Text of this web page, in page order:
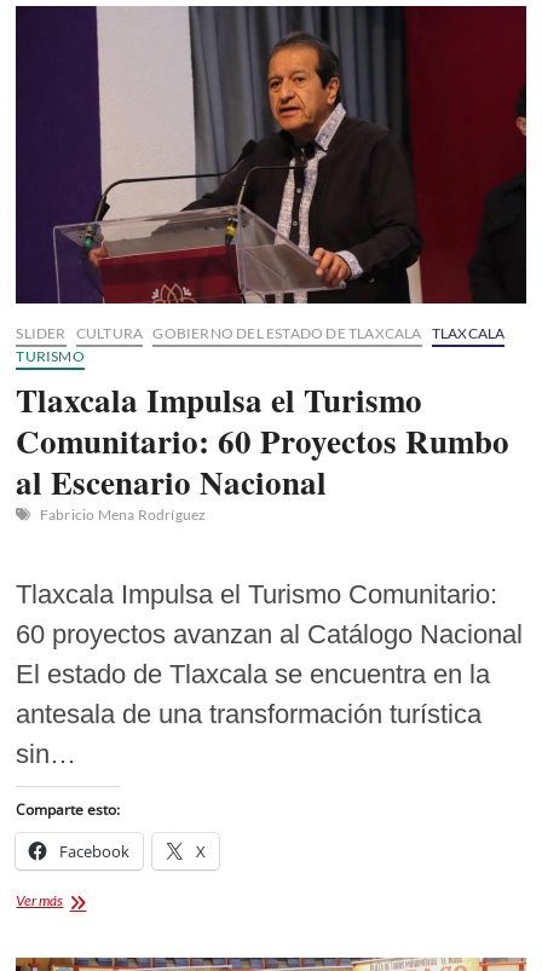
Volleyball
cuarta
ocasión:
Challenge
2026
SLIDER CULTURA GOBIERNO DEL ESTADO DE TLAXCALA TLAXCALA
TURISMO
Tlaxcala Impulsa el Turismo
Comunitario: 60 Proyectos Rumbo
al Escenario Nacional
Fabricio Mena Rodríguez
Tlaxcala Impulsa el Turismo Comunitario:
60 proyectos avanzan al Catálogo Nacional
El estado de Tlaxcala se encuentra en la
antesala de una transformación turística
sin…
Comparte esto:
Facebook X
Ver másTlaxcala
Turismo